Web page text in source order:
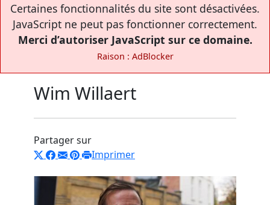
Certaines fonctionnalités du site sont désactivées.
JavaScript ne peut pas fonctionner correctement.
Merci d’autoriser JavaScript sur ce domaine.
Raison : AdBlocker
Wim Willaert
Partager sur
Imprimer